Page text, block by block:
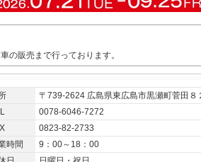
の販売まで行っております。
〒739-2624 広島県東広島市黒瀬町菅田８
0078-6046-7272
0823-82-2733
時間
9：00～18：00